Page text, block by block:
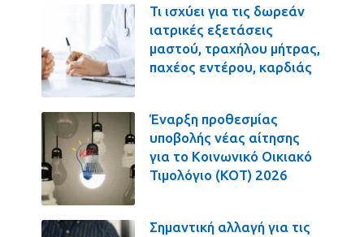
Τι ισχύει για τις δωρεάν
ιατρικές εξετάσεις
μαστού, τραχήλου μήτρας,
παχέος εντέρου, καρδιάς
Έναρξη προθεσμίας
υποβολής νέας αίτησης
για το Κοινωνικό Οικιακό
Τιμολόγιο (ΚΟΤ) 2026
Σημαντική αλλαγή για τις